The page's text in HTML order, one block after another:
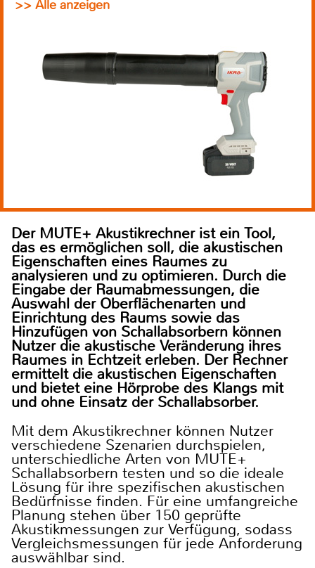
>> Alle anzeigen
Der MUTE+ Akustikrechner ist ein Tool,
das es ermöglichen soll, die akustischen
Eigenschaften eines Raumes zu
analysieren und zu optimieren. Durch die
Eingabe der Raumabmessungen, die
Auswahl der Oberflächenarten und
Einrichtung des Raums sowie das
Hinzufügen von Schallabsorbern können
Nutzer die akustische Veränderung ihres
Raumes in Echtzeit erleben. Der Rechner
ermittelt die akustischen Eigenschaften
und bietet eine Hörprobe des Klangs mit
und ohne Einsatz der Schallabsorber.
Mit dem Akustikrechner können Nutzer
verschiedene Szenarien durchspielen,
unterschiedliche Arten von MUTE+
Schallabsorbern testen und so die ideale
Lösung für ihre spezifischen akustischen
Bedürfnisse finden. Für eine umfangreiche
Planung stehen über 150 geprüfte
Akustikmessungen zur Verfügung, sodass
Vergleichsmessungen für jede Anforderung
auswählbar sind.